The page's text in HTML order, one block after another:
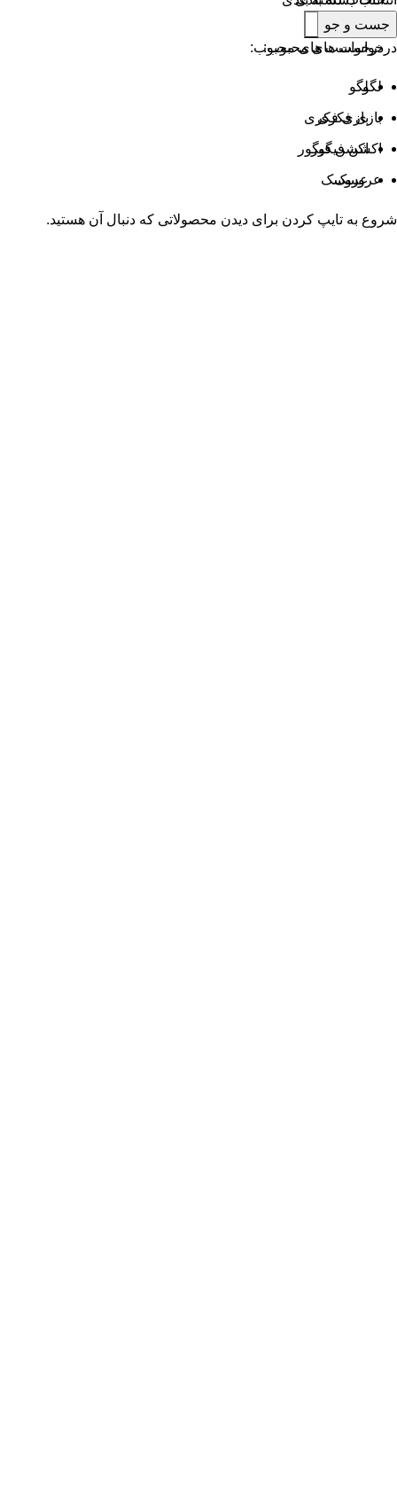
جست و جو
درخواست های محبوب:
لگو
بازی فکری
اکشن فیگور
عروسک
جست و جو
درخواست های محبوب:
لگو
بازی فکری
اکشن فیگور
عروسک
شروع به تایپ کردن برای دیدن محصولاتی که دنبال آن هستید.